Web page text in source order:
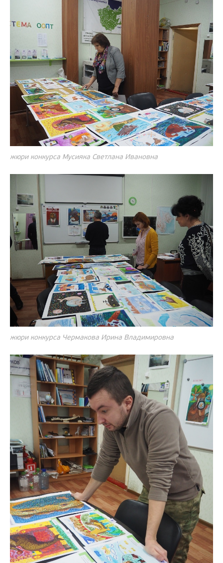
жюри конкурса Мусияка Светлана Ивановна
жюри конкурса Чермакова Ирина Владимировна